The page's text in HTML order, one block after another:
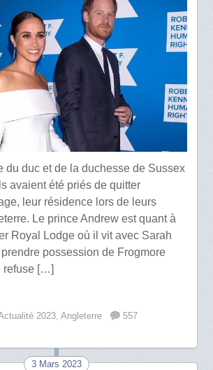
du duc et de la duchesse de Sussex
avaient été priés de quitter
leur résidence lors de leurs
Le prince Andrew est quant à
Royal Lodge où il vit avec Sarah
possession de Frogmore
refuse […]
2023 ,Angleterre
557
3 Mars 2023